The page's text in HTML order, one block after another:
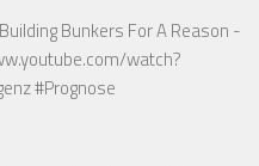
Bunkers For A Reason -
watch?
#Prognose